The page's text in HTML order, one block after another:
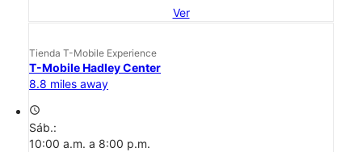
Ver
Tienda T-Mobile Experience
T-Mobile Hadley Center
8.8 miles away
access_time
Sáb.:
10:00 a.m. a 8:00 p.m.